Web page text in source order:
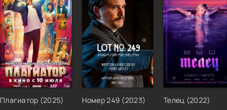
Плагиатор (2025) Номер 249 (2023) Телец (2022)